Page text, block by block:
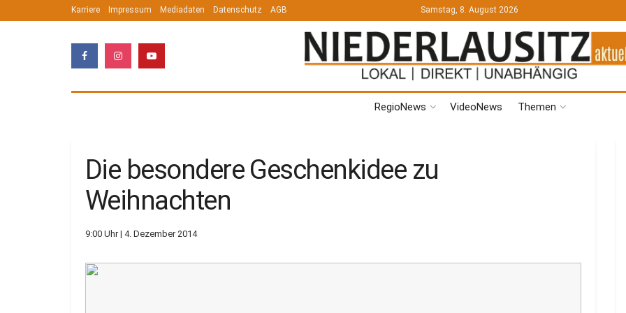
Karriere Impressum Mediadaten Datenschutz AGB Samstag, 8. August 2026
RegioNews VideoNews Themen
Die besondere Geschenkidee zu
Weihnachten
9:00 Uhr | 4. Dezember 2014